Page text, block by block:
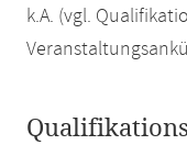
k.A. (vgl.